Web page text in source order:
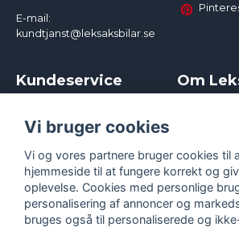
E-mail:
kundtjanst@leksaksbilar.se
Kundeservice
Kampagner og rabatter
Reklamation
Policy chase cars
Returnera
Logga in
Om
Cookies
Vi bruger cookies
Vi og vores partnere bruger cookies til
hjemmeside til at fungere korrekt og
oplevelse. Cookies med personlige
personalisering af annoncer og
bruges også til personaliserede og